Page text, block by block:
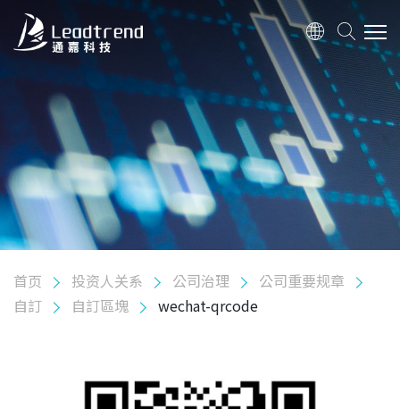
关于我们
产品
应用
质量政策
投资人关系
组织架构
首页 投资人关系 公司治理
公司重要规章
自訂
自訂區塊 wechat-qrcode